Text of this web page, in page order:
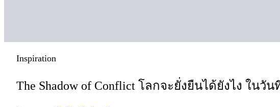
Inspiration
The Shadow of Conflict โลกจะยั่งยืนได้ยังไง ในวั